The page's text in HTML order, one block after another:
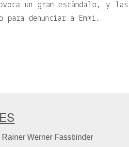
un gran escándalo, y
denunciar a Emmi.
Rainer Werner Fassbinder